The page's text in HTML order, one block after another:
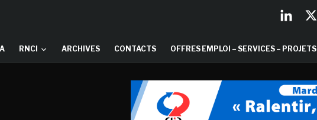
RNCI ARCHIVES CONTACTS OFFRES EMPLOI – SERVICES – PROJETS